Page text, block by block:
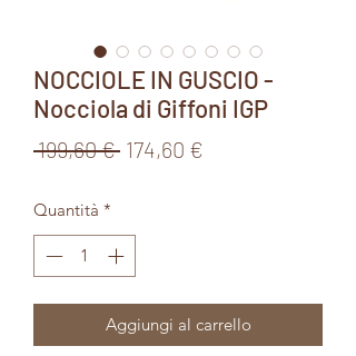
NOCCIOLE IN GUSCIO -
Nocciola di Giffoni IGP
199,60 € Prezzo
174,60 €
Quantità *
Aggiungi al carrello